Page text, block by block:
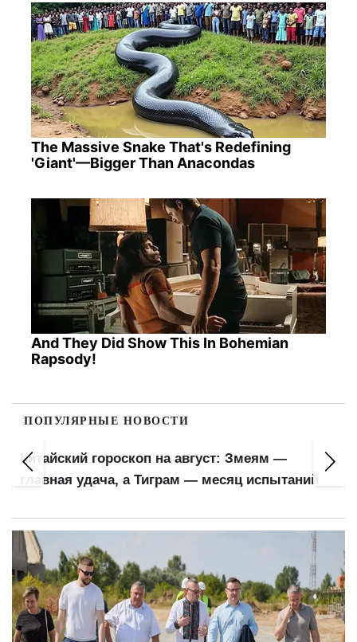
The Massive Snake That's Redefining
'Giant'—Bigger Than Anacondas
And They Did Show This In Bohemian
Rapsody!
ПОПУЛЯРНЫЕ НОВОСТИ
Китайский гороскоп на август: Змеям —
главная удача, а Тиграм — месяц испытаний